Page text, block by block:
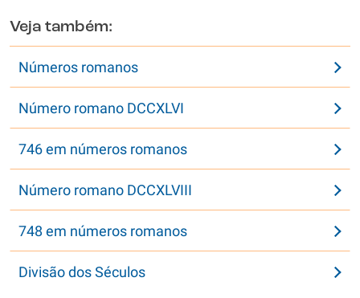
Veja também:
Números romanos
Número romano DCCXLVI
746 em números romanos
Número romano DCCXLVIII
748 em números romanos
Divisão dos Séculos